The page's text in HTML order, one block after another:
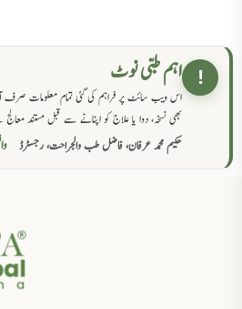
! اہم طبی نوٹ
اس ویب سائٹ پر فراہم کی گئی تمام معلومات صرف
بھی نسخہ، دوا یا علاج کو اپنانے سے قبل مستند
حکیم محمد عرفان، فاضل طب والجراحت، رجسٹرڈ